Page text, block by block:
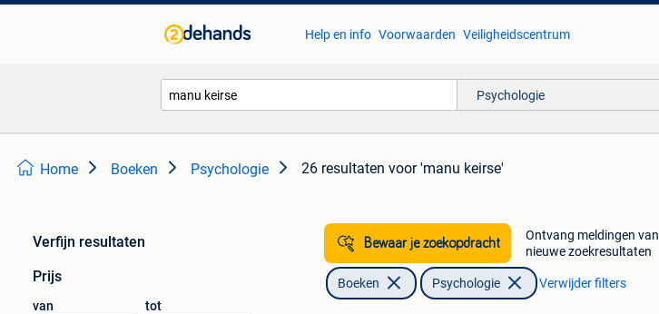
Help en info Voorwaarden Veiligheidscentrum
Psychologie
Home Boeken Psychologie 26 resultaten voor 'manu keirse'
Verfijn resultaten
Prijs
van tot
Bewaar je zoekopdracht
Ontvang meldingen van
nieuwe zoekresultaten
Boeken Psychologie Verwijder filters